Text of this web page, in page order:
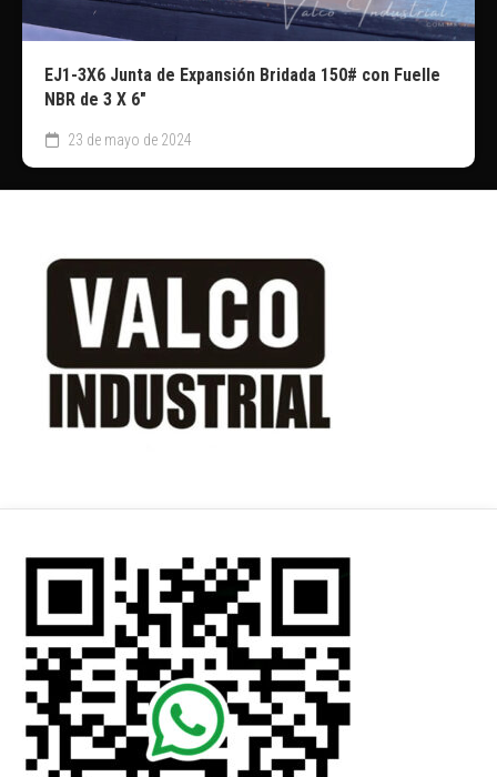
EJ1-3X6 Junta de Expansión Bridada 150# con Fuelle
NBR de 3 X 6″
23 de mayo de 2024